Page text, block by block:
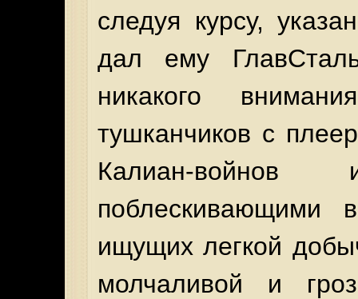
следуя курсу,
дал ему
никакого
тушканчиков с
Калиан-
поблескивающими
ищущих легкой
молчаливой и